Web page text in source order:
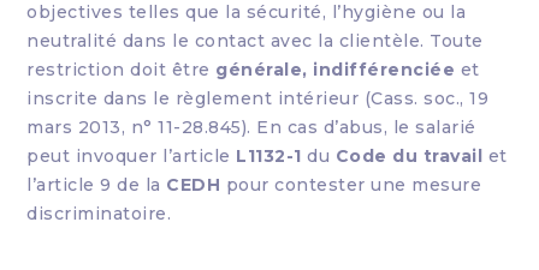
objectives telles que la sécurité, l’hygiène ou la
neutralité dans le contact avec la clientèle. Toute
restriction doit être générale, indifférenciée et
inscrite dans le règlement intérieur (Cass. soc., 19
mars 2013, n° 11-28.845). En cas d’abus, le salarié
peut invoquer l’article L1132-1 du Code du travail et
l’article 9 de la CEDH pour contester une mesure
discriminatoire.